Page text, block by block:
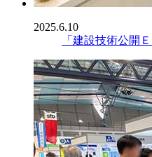
2025.6.10
「建設技術公開